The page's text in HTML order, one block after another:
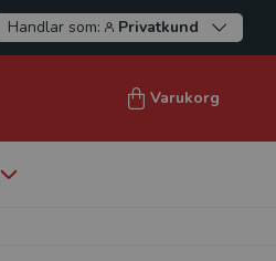
Handlar som: Privatkund
Varukorg